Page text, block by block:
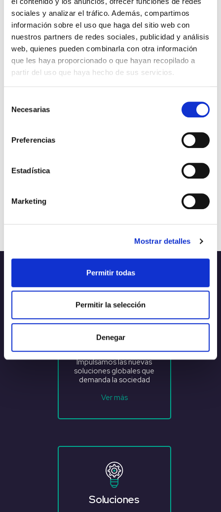
sociales y analizar el tráfico. Además, compartimos
información sobre el uso que haga del sitio web con
nuestros partners de redes sociales, publicidad y análisis
web, quienes pueden combinarla con otra información
que les haya proporcionado o que hayan recopilado a
partir del uso que haya hecho de sus servicios.
Necesarias
Preferencias
Estadística
Marketing
Mostrar detalles
Permitir todas
Permitir la selección
Denegar
Propósito
Impulsamos las nuevas
soluciones globales que
demanda la sociedad
Ver más
Soluciones